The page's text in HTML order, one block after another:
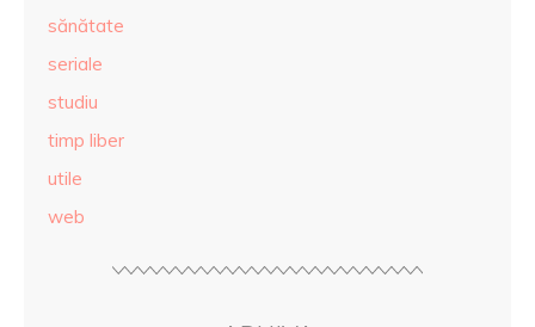
sănătate
seriale
studiu
timp liber
utile
web